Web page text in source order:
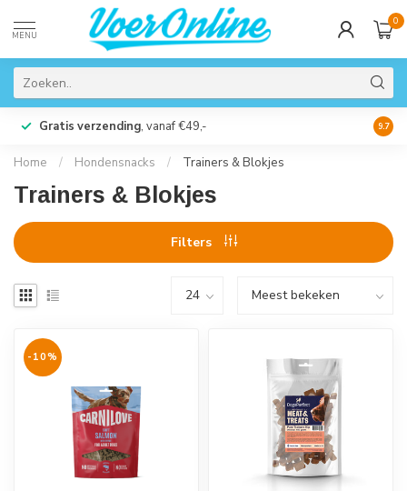
MENU
0
Gratis verzending, vanaf €49,- 9.7
Home / Hondensnacks / Trainers & Blokjes
Trainers & Blokjes
Filters
-10%